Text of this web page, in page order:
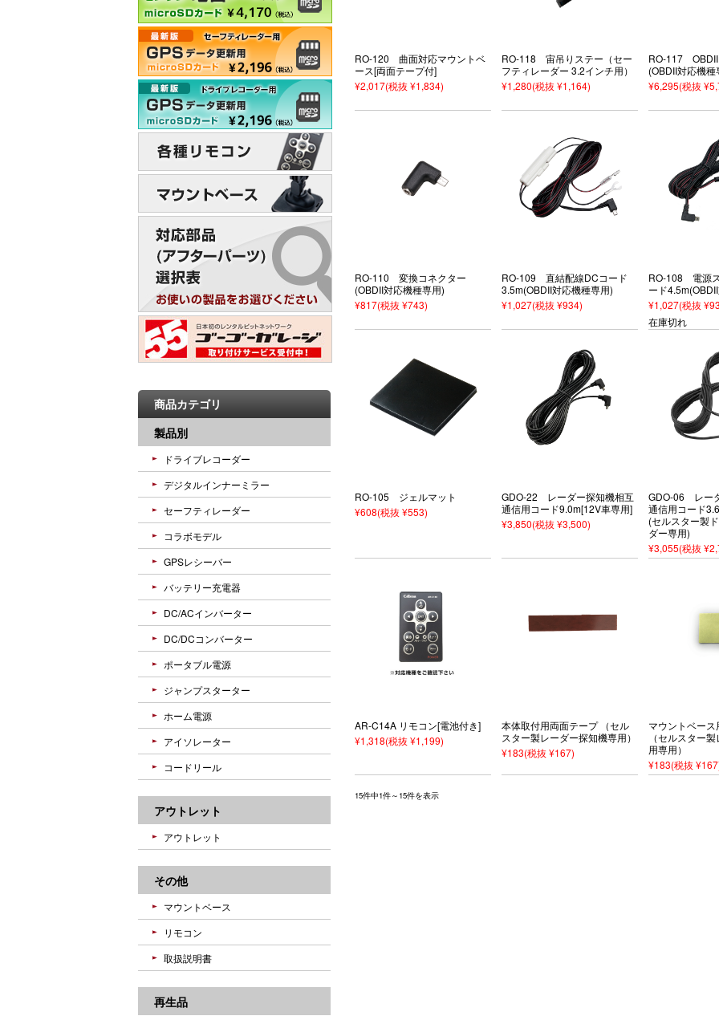
RO-120 曲面対応マウントベ
ース[両面テープ付]
¥2,017(税抜 ¥1,834)
RO-118 宙吊りステー（セー
フティレーダー 3.2インチ用）
¥1,280(税抜 ¥1,164)
RO-117 OBDII
(OBDII対応機種
¥6,295(税抜
RO-110 変換コネクター
(OBDII対応機種専用)
¥817(税抜 ¥743)
RO-109 直結配線DCコード
3.5m(OBDII対応機種専用)
¥1,027(税抜 ¥934)
RO-108 電源
ード
¥1,027(税抜
在庫切れ
RO-105 ジェルマット
¥608(税抜 ¥553)
GDO-22 レーダー探知機相互
通信用コード9.0m[12V車専用]
¥3,850(税抜 ¥3,500)
GDO-06 レー
通信用コード
(セルスター製
ダー専用)
¥3,055(税抜
AR-C14A リモコン[電池付き]
¥1,318(税抜 ¥1,199)
本体取付用両面テープ （セル
スター製レーダー探知機専用）
¥183(税抜 ¥167)
マウントベー
（セルスター
用専用）
¥183(税抜
15件中1件～15件を表示
商品カテゴリ
製品別
ドライブレコーダー
デジタルインナーミラー
セーフティレーダー
コラボモデル
GPSレシーバー
バッテリー充電器
DC/ACインバーター
DC/DCコンバーター
ポータブル電源
ジャンプスターター
ホーム電源
アイソレーター
コードリール
アウトレット
アウトレット
その他
マウントベース
リモコン
取扱説明書
再生品